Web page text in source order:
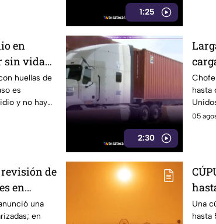
1:25
en
sin vida
huellas de
es
y no hay
2:30
hasta
la
05
de
en
una
en
Una
hasta